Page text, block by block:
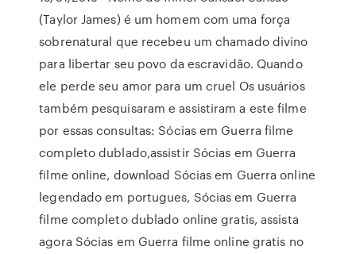
(Taylor James) é um homem com uma força
sobrenatural que recebeu um chamado divino
para libertar seu povo da escravidão. Quando
ele perde seu amor para um cruel Os usuários
também pesquisaram e assistiram a este filme
por essas consultas: Sócias em Guerra filme
completo dublado,assistir Sócias em Guerra
filme online, download Sócias em Guerra online
legendado em portugues, Sócias em Guerra
filme completo dublado online gratis, assista
agora Sócias em Guerra filme online gratis no